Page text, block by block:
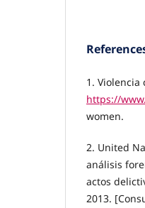
1.
https://
women.
2. United
análisis
actos
2013.